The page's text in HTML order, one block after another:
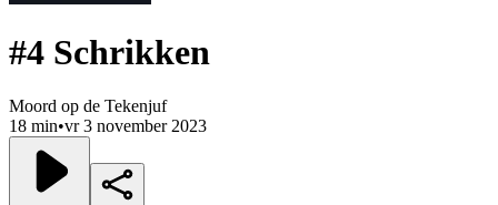
#4 Schrikken
Moord op de Tekenjuf
18 min•vr 3 november 2023